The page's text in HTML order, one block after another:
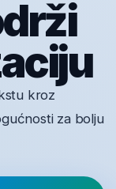
kroz
za bolju